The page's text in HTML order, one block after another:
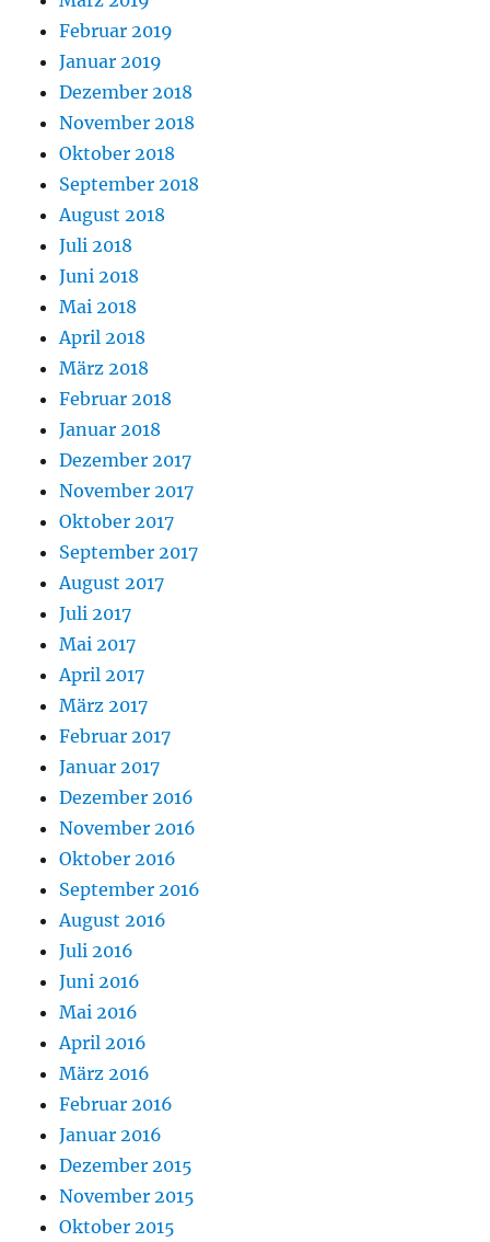
Februar 2019
Januar 2019
Dezember 2018
November 2018
Oktober 2018
September 2018
August 2018
Juli 2018
Juni 2018
Mai 2018
April 2018
März 2018
Februar 2018
Januar 2018
Dezember 2017
November 2017
Oktober 2017
September 2017
August 2017
Juli 2017
Mai 2017
April 2017
März 2017
Februar 2017
Januar 2017
Dezember 2016
November 2016
Oktober 2016
September 2016
August 2016
Juli 2016
Juni 2016
Mai 2016
April 2016
März 2016
Februar 2016
Januar 2016
Dezember 2015
November 2015
Oktober 2015